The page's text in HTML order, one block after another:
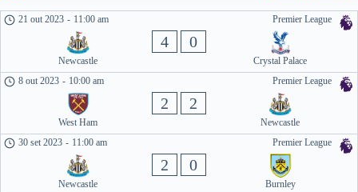
Premier League
21 out 2023 - 11:00 am
Newcastle
4 0
Crystal Palace
Premier League
8 out 2023 - 10:00 am
West Ham
2 2
Newcastle
Premier League
30 set 2023 - 11:00 am
Newcastle
2 0
Burnley